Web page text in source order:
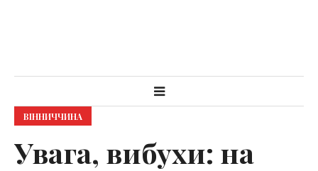
ВІННИЧЧИНА
Увага, вибухи: на